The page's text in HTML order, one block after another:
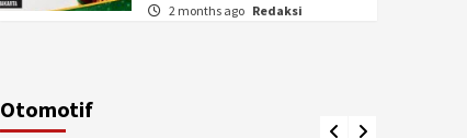
2 months ago Redaksi
Otomotif